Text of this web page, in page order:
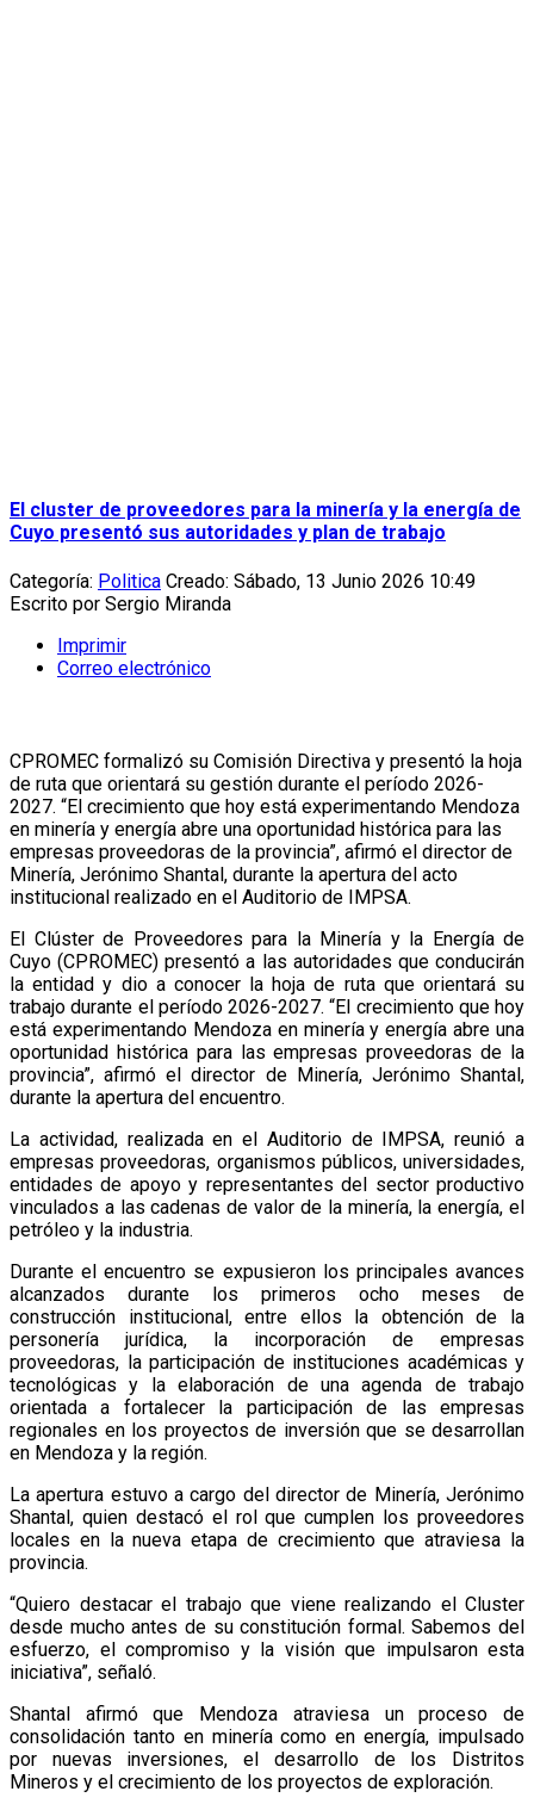
El cluster de proveedores para la minería y la energía de
Cuyo presentó sus autoridades y plan de trabajo
Categoría: Politica Creado: Sábado, 13 Junio 2026 10:49
Escrito por Sergio Miranda
Imprimir
Correo electrónico
CPROMEC formalizó su Comisión Directiva y presentó la hoja
de ruta que orientará su gestión durante el período 2026-
2027. “El crecimiento que hoy está experimentando Mendoza
en minería y energía abre una oportunidad histórica para las
empresas proveedoras de la provincia”, afirmó el director de
Minería, Jerónimo Shantal, durante la apertura del acto
institucional realizado en el Auditorio de IMPSA.
El Clúster de Proveedores para la Minería y la Energía de
Cuyo (CPROMEC) presentó a las autoridades que conducirán
la entidad y dio a conocer la hoja de ruta que orientará su
trabajo durante el período 2026-2027. “El crecimiento que hoy
está experimentando Mendoza en minería y energía abre una
oportunidad histórica para las empresas proveedoras de la
provincia”, afirmó el director de Minería, Jerónimo Shantal,
durante la apertura del encuentro.
La actividad, realizada en el Auditorio de IMPSA, reunió a
empresas proveedoras, organismos públicos, universidades,
entidades de apoyo y representantes del sector productivo
vinculados a las cadenas de valor de la minería, la energía, el
petróleo y la industria.
Durante el encuentro se expusieron los principales avances
alcanzados durante los primeros ocho meses de
construcción institucional, entre ellos la obtención de la
personería jurídica, la incorporación de empresas
proveedoras, la participación de instituciones académicas y
tecnológicas y la elaboración de una agenda de trabajo
orientada a fortalecer la participación de las empresas
regionales en los proyectos de inversión que se desarrollan
en Mendoza y la región.
La apertura estuvo a cargo del director de Minería, Jerónimo
Shantal, quien destacó el rol que cumplen los proveedores
locales en la nueva etapa de crecimiento que atraviesa la
provincia.
“Quiero destacar el trabajo que viene realizando el Cluster
desde mucho antes de su constitución formal. Sabemos del
esfuerzo, el compromiso y la visión que impulsaron esta
iniciativa”, señaló.
Shantal afirmó que Mendoza atraviesa un proceso de
consolidación tanto en minería como en energía, impulsado
por nuevas inversiones, el desarrollo de los Distritos
Mineros y el crecimiento de los proyectos de exploración.